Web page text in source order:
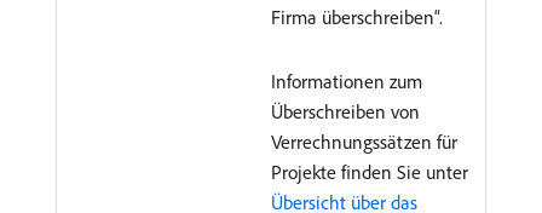
Firma überschreiben“.
Informationen zum
Überschreiben von
Verrechnungssätzen für
Projekte finden Sie unter
Übersicht über das